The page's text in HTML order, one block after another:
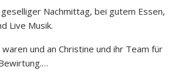
Nachmittag, bei gutem Essen,
Live Musik.
waren und an Christine und ihr Team für